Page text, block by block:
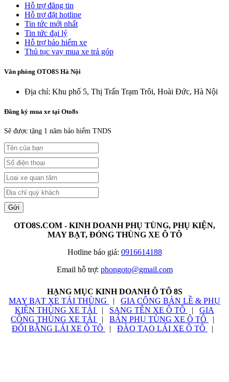
Hỗ trợ đăng tin
Hỗ trợ đặt hotline
Tin tức mới nhất
Tin tức đại lý
Hỗ trợ bảo hiểm xe
Thủ tục vay mua xe trả góp
Văn phòng OTO8S Hà Nội
Địa chỉ: Khu phố 5, Thị Trấn Trạm Trôi, Hoài Đức, Hà Nội
Đăng ký mua xe tại Oto8s
Sẽ được tặng 1 năm bảo hiểm TNDS
Gửi
OTO8S.COM - KINH DOANH PHỤ TÙNG, PHỤ KIỆN,
MAY BẠT, ĐÓNG THÙNG XE Ô TÔ
Hotline báo giá: 0916614188
Email hỗ trợ: phongoto@gmail.com
HẠNG MỤC KINH DOANH Ô TÔ 8S
MAY BẠT XE TẢI THÙNG
| GIA CÔNG BẢN LỀ & PHỤ
KIỆN THÙNG XE TẢI
| SANG TÊN XE Ô TÔ | GIA
CÔNG THÙNG XE TẢI
| BÁN PHỤ TÙNG XE Ô TÔ
|
ĐỔI BẰNG LÁI XE Ô TÔ
| ĐÀO TẠO LÁI XE Ô TÔ |